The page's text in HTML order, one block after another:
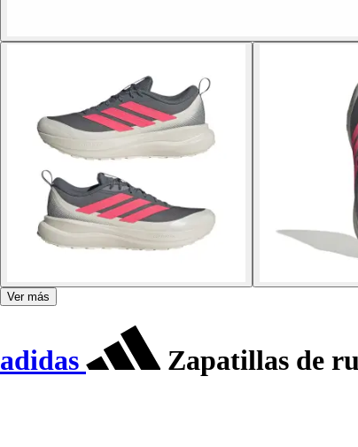
Ver más
adidas Zapatillas de